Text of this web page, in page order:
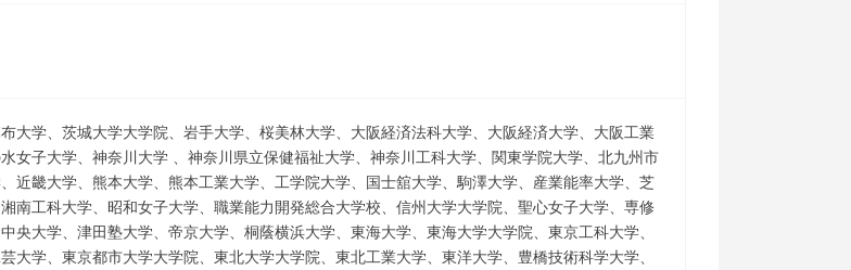
大学、茨城大学大学院、岩手大学、桜美林大学、大阪経済法科大学、大阪経済大学、大阪工業
女子大学、神奈川大学 、神奈川県立保健福祉大学、神奈川工科大学、関東学院大学、北九州市
近畿大学、熊本大学、熊本工業大学、工学院大学、国士舘大学、駒澤大学、産業能率大学、芝
南工科大学、昭和女子大学、職業能力開発総合大学校、信州大学大学院、聖心女子大学、専修
央大学、津田塾大学、帝京大学、桐蔭横浜大学、東海大学、東海大学大学院、東京工科大学、
大学、東京都市大学大学院、東北大学大学院、東北工業大学、東洋大学、豊橋技術科学大学、